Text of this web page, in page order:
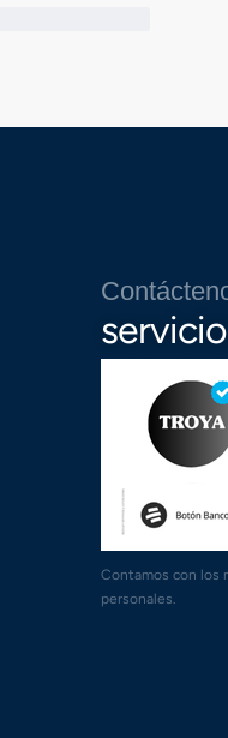
Contamos con los
personales.